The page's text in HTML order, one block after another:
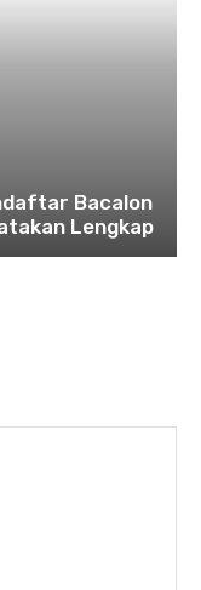
Bacalon
Lengkap